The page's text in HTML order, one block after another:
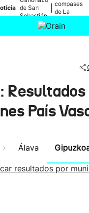
de San
Sebastián
compases
de La
Cultura
Resultados
País
Álava
resultados por